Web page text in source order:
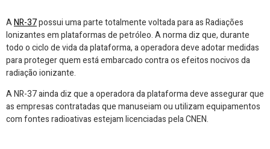
ANR-37possui uma parte totalmente voltada para as Radiações
Ionizantes em plataformas de petróleo. A norma diz que, durante
todo o ciclo de vida da plataforma, a operadora deve adotar medidas
para proteger quem está embarcado contra os efeitos nocivos da
radiação ionizante.
A NR-37 ainda diz que a operadora da plataforma deve assegurar que
as empresas contratadas que manuseiam ou utilizam equipamentos
com fontes radioativas estejam licenciadas pela CNEN.